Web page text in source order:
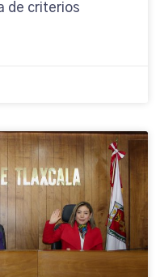
de criterios